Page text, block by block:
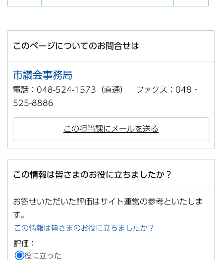
このページについてのお問合せは
市議会事務局
電話：048-524-1573（直通） ファクス：048‐
525-8886
この担当課にメールを送る
この情報は皆さまのお役に立ちましたか？
お寄せいただいた評価はサイト運営の参考といたしま
す。
この情報は皆さまのお役に立ちましたか？
評価：
役に立った